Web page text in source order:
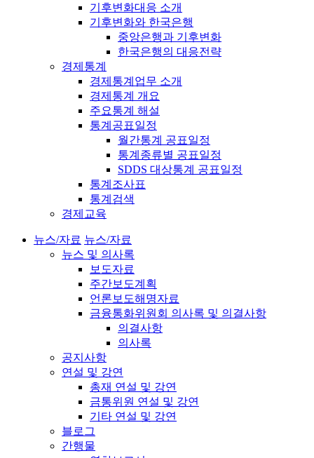
기후변화대응 소개
기후변화와 한국은행
중앙은행과 기후변화
한국은행의 대응전략
경제통계
경제통계업무 소개
경제통계 개요
주요통계 해설
통계공표일정
월간통계 공표일정
통계종류별 공표일정
SDDS 대상통계 공표일정
통계조사표
통계검색
경제교육
뉴스/자료 뉴스/자료
뉴스 및 의사록
보도자료
주간보도계획
언론보도해명자료
금융통화위원회 의사록 및 의결사항
의결사항
의사록
공지사항
연설 및 강연
총재 연설 및 강연
금통위원 연설 및 강연
기타 연설 및 강연
블로그
간행물